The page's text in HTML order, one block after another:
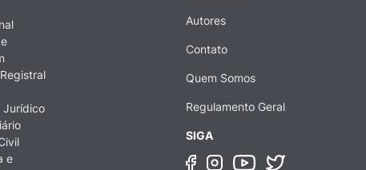
Jurídico
e
Autores
Contato
Quem Somos
Regulamento Geral
SIGA